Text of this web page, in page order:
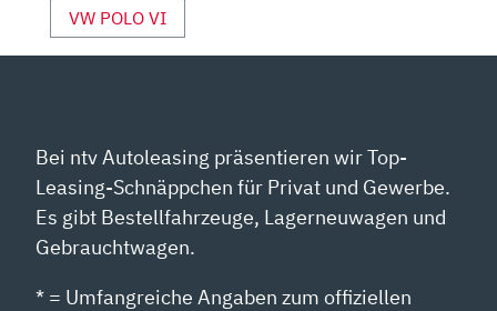
VW POLO VI
Bei ntv Autoleasing präsentieren wir Top-
Leasing-Schnäppchen für Privat und Gewerbe.
Es gibt Bestellfahrzeuge, Lagerneuwagen und
Gebrauchtwagen.
* = Umfangreiche Angaben zum offiziellen